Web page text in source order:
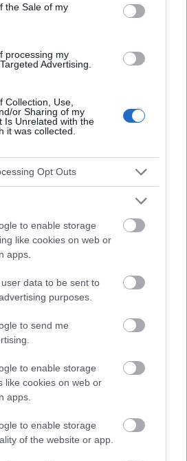
the Sale of my
processing my
Advertising.
Collection, Use,
or Sharing of my
Is Unrelated with the
it was collected.
Opt Outs
to enable storage
like cookies on web or
apps.
data to be sent to
purposes.
to send me
to enable storage
like cookies on web or
apps.
to enable storage
of the website or app.
hémorroïdes
Trempage
deutsch español polskim
de ce site Web sont éducatifs et
éditeurs du site ne sont pas
leur utilisation. Avant d'utiliser les
médecin.